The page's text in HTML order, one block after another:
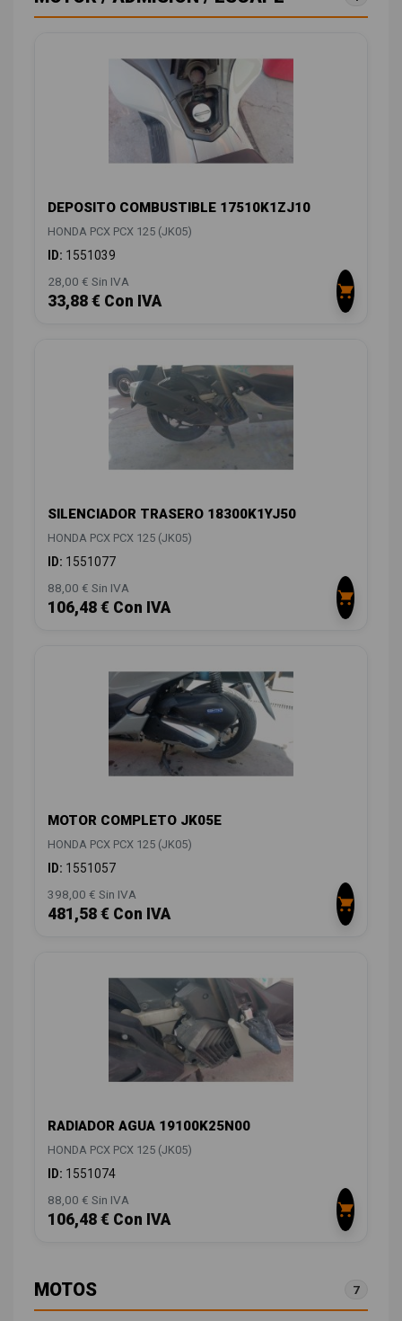
DEPOSITO COMBUSTIBLE 17510K1ZJ10
HONDA PCX PCX 125 (JK05)
ID: 1551039
28,00 € Sin IVA
33,88 € Con IVA
SILENCIADOR TRASERO 18300K1YJ50
HONDA PCX PCX 125 (JK05)
ID: 1551077
88,00 € Sin IVA
106,48 € Con IVA
MOTOR COMPLETO JK05E
HONDA PCX PCX 125 (JK05)
ID: 1551057
398,00 € Sin IVA
481,58 € Con IVA
RADIADOR AGUA 19100K25N00
HONDA PCX PCX 125 (JK05)
ID: 1551074
88,00 € Sin IVA
106,48 € Con IVA
MOTOS 7